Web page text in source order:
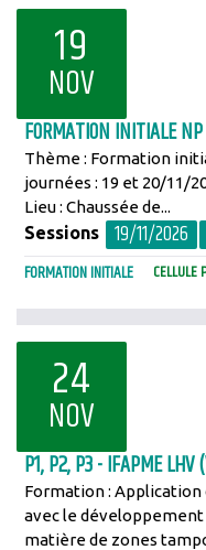
19
NOV
FORMATION INITIALE
Thème : Formation
journées : 19 et 20/11/
Lieu : Chaussée de...
Sessions 19/11/2026
FORMATION INITIALE CELLULE
24
NOV
P1, P2, P3 - IFAPME LHV
Formation :
avec le
matière de zones